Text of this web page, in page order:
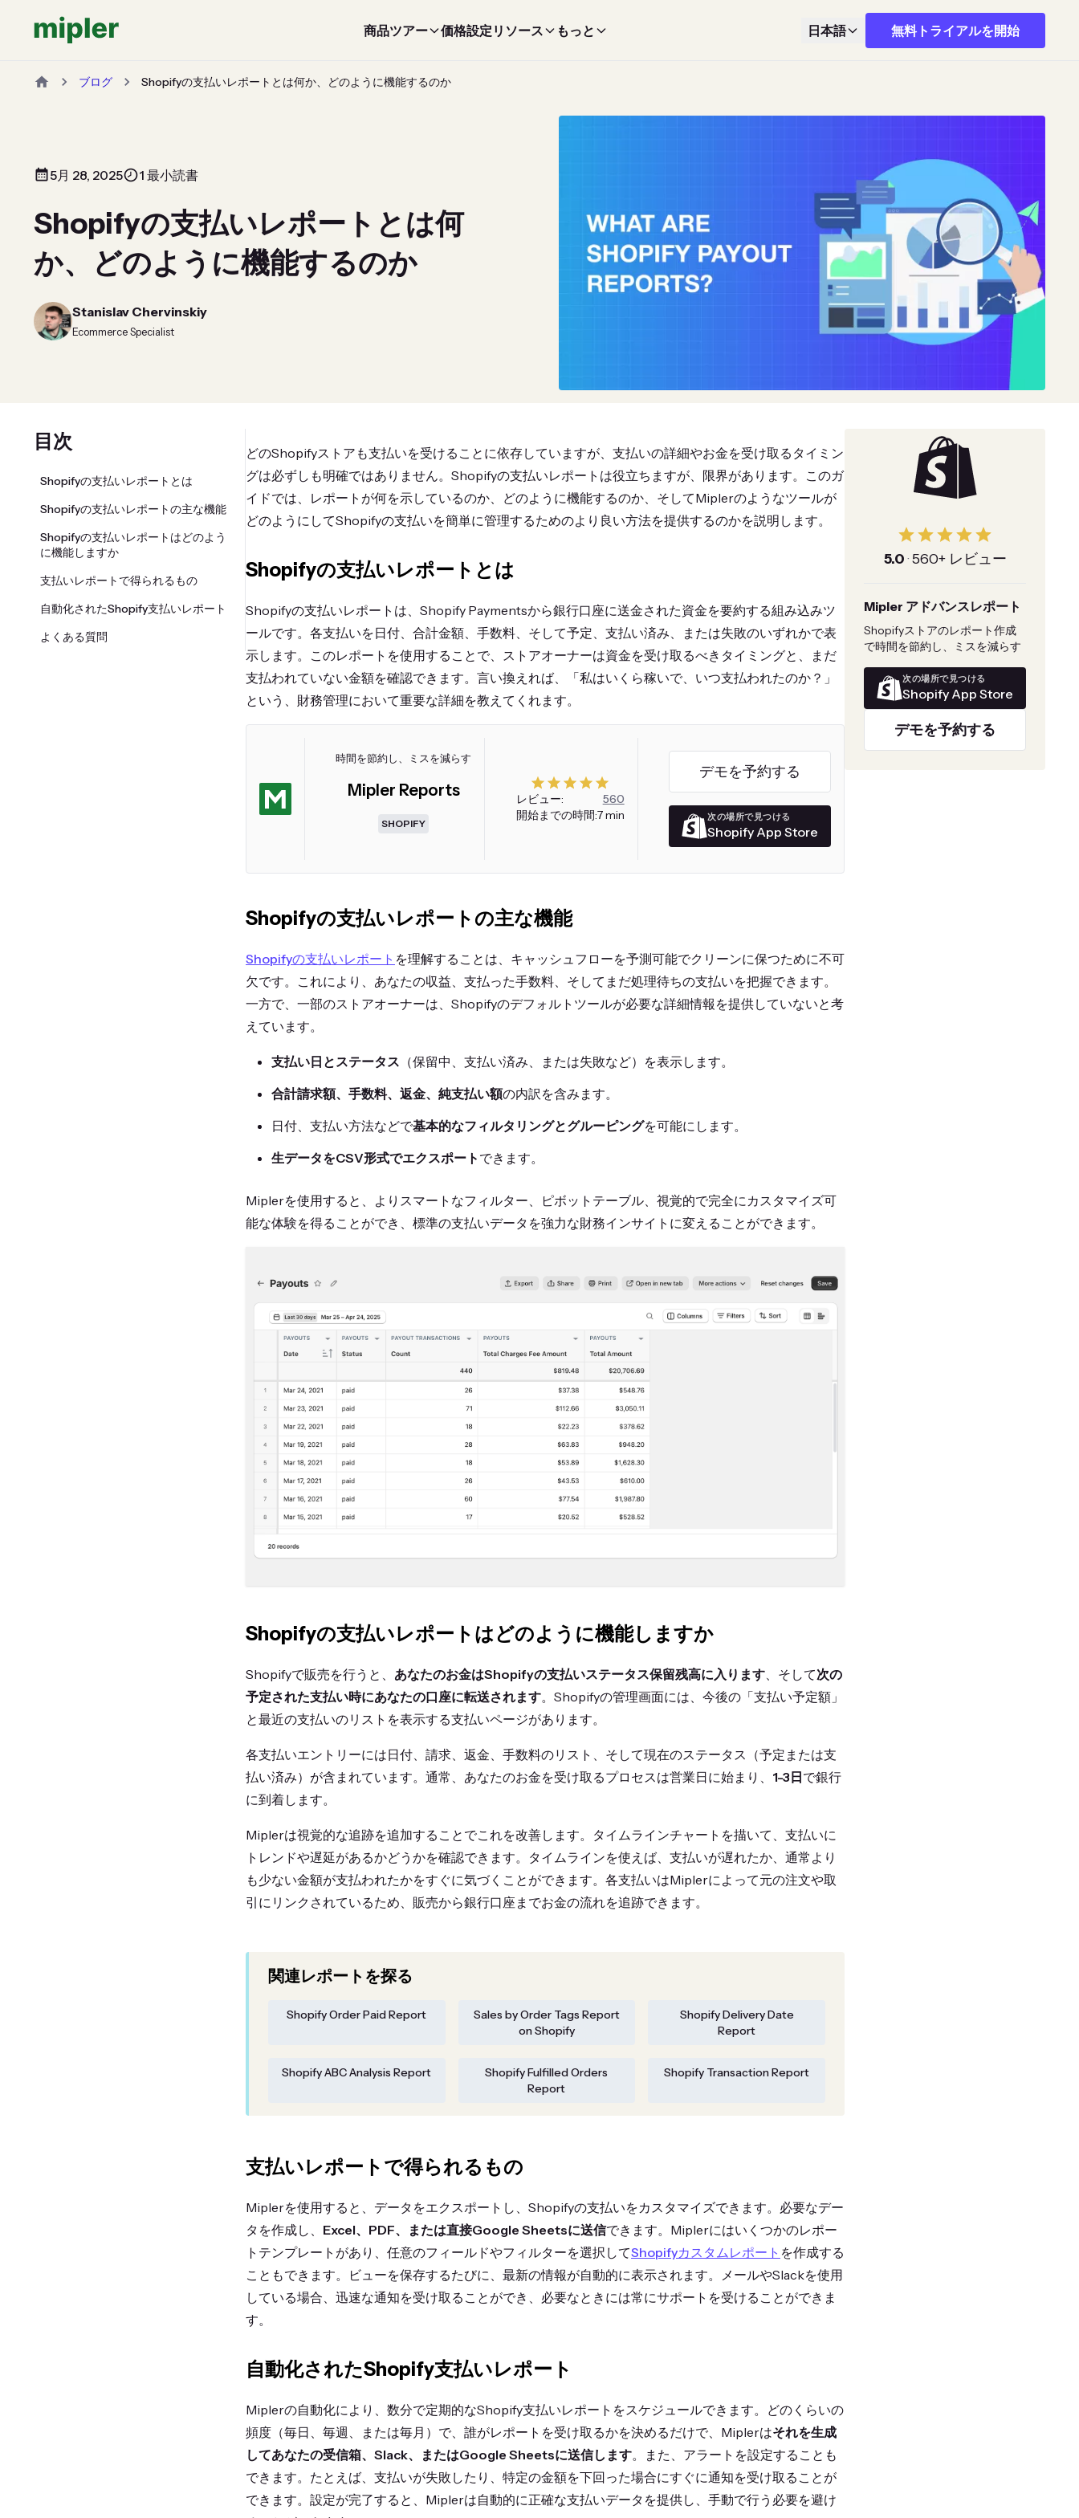
商品ツアー 価格設定 リソース もっと 日本語 無料トライアルを開始
ブログ Shopifyの支払いレポートとは何か、どのように機能するのか
5月 28, 2025 1 最小読書
Shopifyの支払いレポートとは何
か、どのように機能するのか
Stanislav Chervinskiy
Ecommerce Specialist
目次
Shopifyの支払いレポートとは
Shopifyの支払いレポートの主な機能
Shopifyの支払いレポートはどのよう
に機能しますか
支払いレポートで得られるもの
自動化されたShopify支払いレポート
よくある質問
どのShopifyストアも支払いを受けることに依存していますが、支払いの詳細やお金を受け取るタイミン
グは必ずしも明確ではありません。Shopifyの支払いレポートは役立ちますが、限界があります。このガ
イドでは、レポートが何を示しているのか、どのように機能するのか、そしてMiplerのようなツールが
どのようにしてShopifyの支払いを簡単に管理するためのより良い方法を提供するのかを説明します。
Shopifyの支払いレポートとは
Shopifyの支払いレポートは、Shopify Paymentsから銀行口座に送金された資金を要約する組み込みツ
ールです。各支払いを日付、合計金額、手数料、そして予定、支払い済み、または失敗のいずれかで表
示します。このレポートを使用することで、ストアオーナーは資金を受け取るべきタイミングと、まだ
支払われていない金額を確認できます。言い換えれば、「私はいくら稼いで、いつ支払われたのか？」
という、財務管理において重要な詳細を教えてくれます。
時間を節約し、ミスを減らす
Mipler Reports
SHOPIFY
レビュー:
560
開始までの時間:7 min
デモを予約する
次の場所で見つける
Shopify App Store
Shopifyの支払いレポートの主な機能
Shopifyの支払いレポート を理解することは、キャッシュフローを予測可能でクリーンに保つために不可
欠です。これにより、あなたの収益、支払った手数料、そしてまだ処理待ちの支払いを把握できます。
一方で、一部のストアオーナーは、Shopifyのデフォルトツールが必要な詳細情報を提供していないと考
えています。
支払い日とステータス （保留中、支払い済み、または失敗など）を表示します。
合計請求額、手数料、返金、純支払い額の内訳を含みます。
日付、支払い方法などで基本的なフィルタリングとグルーピングを可能にします。
生データをCSV形式でエクスポート できます。
Miplerを使用すると、よりスマートなフィルター、ピボットテーブル、視覚的で完全にカスタマイズ可
能な体験を得ることができ、標準の支払いデータを強力な財務インサイトに変えることができます。
Shopifyの支払いレポートはどのように機能しますか
Shopifyで販売を行うと、 あなたのお金はShopifyの支払いステータス保留残高に入ります、そして次の
予定された支払い時にあなたの口座に転送されます。Shopifyの管理画面には、今後の「支払い予定額」
と最近の支払いのリストを表示する支払いページがあります。
各支払いエントリーには日付、請求、返金、手数料のリスト、そして現在のステータス（予定または支
払い済み）が含まれています。通常、あなたのお金を受け取るプロセスは営業日に始まり、 1-3日で銀行
に到着します。
Miplerは視覚的な追跡を追加することでこれを改善します。タイムラインチャートを描いて、支払いに
トレンドや遅延があるかどうかを確認できます。タイムラインを使えば、支払いが遅れたか、通常より
も少ない金額が支払われたかをすぐに気づくことができます。各支払いはMiplerによって元の注文や取
引にリンクされているため、販売から銀行口座までお金の流れを追跡できます。
関連レポートを探る
Shopify Order Paid Report
Sales by Order Tags Report
on Shopify
Shopify Delivery Date
Report
Shopify ABC Analysis Report
Shopify Fulfilled Orders
Report
Shopify Transaction Report
支払いレポートで得られるもの
Miplerを使用すると、データをエクスポートし、Shopifyの支払いをカスタマイズできます。必要なデー
タを作成し、 Excel、PDF、または直接Google Sheetsに送信できます。Miplerにはいくつかのレポー
トテンプレートがあり、任意のフィールドやフィルターを選択してShopifyカスタムレポート を作成する
こともできます。ビューを保存するたびに、最新の情報が自動的に表示されます。メールやSlackを使用
している場合、迅速な通知を受け取ることができ、必要なときには常にサポートを受けることができま
す。
自動化されたShopify支払いレポート
Miplerの自動化により、数分で定期的なShopify支払いレポートをスケジュールできます。どのくらいの
頻度（毎日、毎週、または毎月）で、誰がレポートを受け取るかを決めるだけで、Miplerはそれを生成
してあなたの受信箱、Slack、またはGoogle Sheetsに送信します。また、アラートを設定することも
できます。たとえば、支払いが失敗したり、特定の金額を下回った場合にすぐに通知を受け取ることが
できます。設定が完了すると、Miplerは自動的に正確な支払いデータを提供し、手動で行う必要を避け
5.0 · 560+ レビュー
Mipler アドバンスレポート
Shopifyストアのレポート作成
で時間を節約し、ミスを減らす
次の場所で見つける
Shopify App Store
デモを予約する